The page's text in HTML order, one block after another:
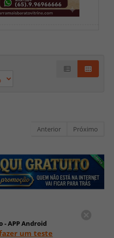
Anterior Próximo
- APP Android
um teste